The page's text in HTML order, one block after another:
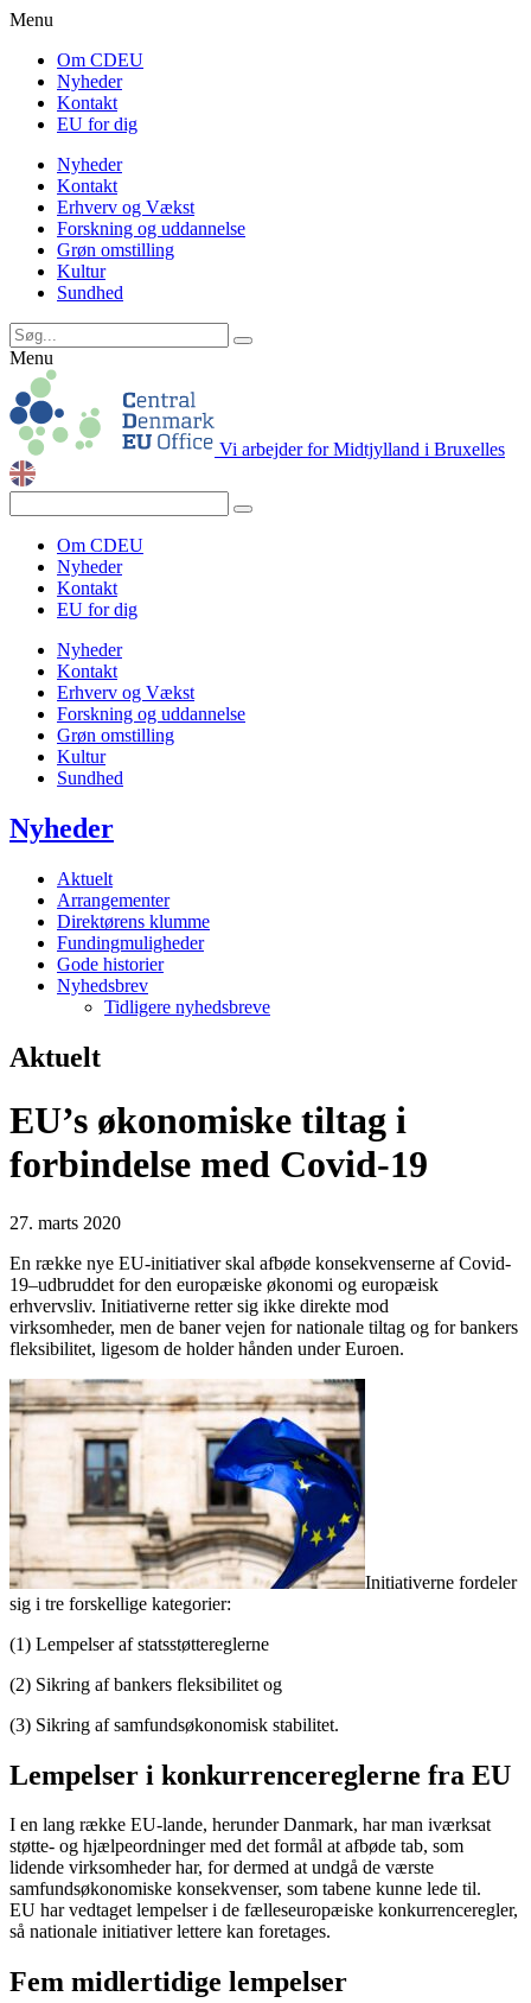
Menu
Om CDEU
Nyheder
Kontakt
EU for dig
Nyheder
Kontakt
Erhverv og Vækst
Forskning og uddannelse
Grøn omstilling
Kultur
Sundhed
Menu
Vi arbejder for Midtjylland i Bruxelles
Om CDEU
Nyheder
Kontakt
EU for dig
Nyheder
Kontakt
Erhverv og Vækst
Forskning og uddannelse
Grøn omstilling
Kultur
Sundhed
Nyheder
Aktuelt
Arrangementer
Direktørens klumme
Fundingmuligheder
Gode historier
Nyhedsbrev
Tidligere nyhedsbreve
Aktuelt
EU’s økonomiske tiltag i
forbindelse med Covid-19
27. marts 2020
En række nye EU-initiativer skal afbøde konsekvenserne afCovid-
19–udbruddet for den europæiske økonomi og europæisk
erhvervsliv. Initiativerne retter sig ikke direkte mod
virksomheder, men de baner vejen for nationale tiltag og forbankers
fleksibilitet, ligesom de holder hånden under Euroen.
Initiativerne fordeler
sig i tre forskellige kategorier:
(1) Lempelser af statsstøttereglerne
(2) Sikring afbankers fleksibilitet og
(3) Sikring af samfundsøkonomisk stabilitet.
Lempelser i konkurrencereglerne fra EU
I en lang række EU-lande, herunder Danmark, har man iværksat
støtte- og hjælpeordninger med det formål at afbøde tab, som
lidende virksomhederhar, for dermed at undgå de værste
samfundsøkonomiske konsekvenser, som tabene kunne lede til.
EU harvedtaget lempelser i de fælleseuropæiske konkurrenceregler,
så nationale initiativer lettere kan foretages.
Fem midlertidige lempelser